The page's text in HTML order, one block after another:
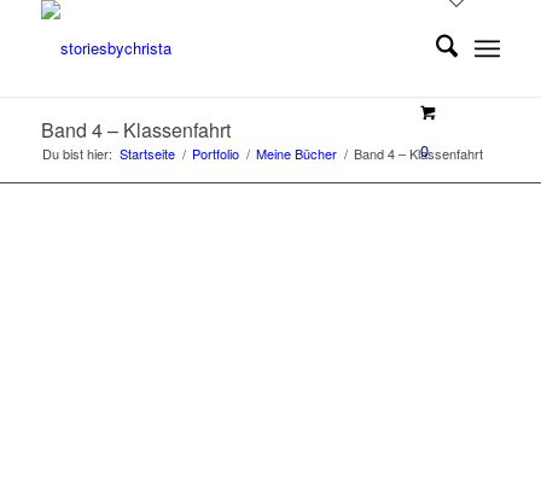
0
Band 4 – Klassenfahrt
Du bist hier: Startseite / Portfolio / Meine Bücher / Band 4 – Klassenfahrt